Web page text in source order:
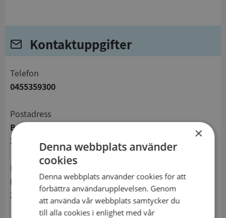
Kontaktuppgifter
telefon
0455359300
Postadress
Box 48
371 21 Karlskrona
Besöksadress
Bastionsgatan 5
371 32 Karlskrona
×
Denna webbplats använder
cookies
Denna webbplats använder cookies för att
förbättra användarupplevelsen. Genom
att använda vår webbplats samtycker du
till alla cookies i enlighet med vår